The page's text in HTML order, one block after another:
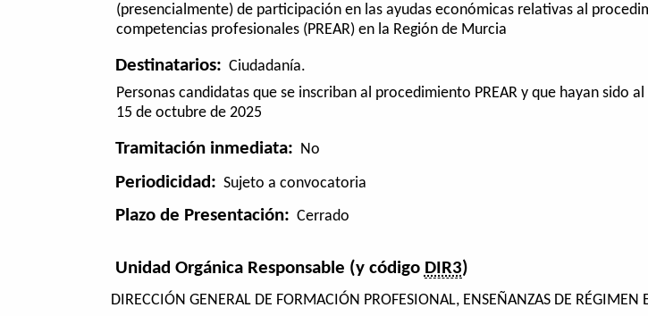
(presencialmente) de participación en las ayudas económicas relativas al
competencias profesionales (PREAR) en la Región de Murcia
Destinatarios: Ciudadanía.
Personas candidatas que se inscriban al procedimiento PREAR y que hayan
15 de octubre de 2025
Tramitación inmediata: No
Periodicidad: Sujeto a convocatoria
Plazo de Presentación: Cerrado
Unidad Orgánica Responsable (y código DIR3)
DIRECCIÓN GENERAL DE FORMACIÓN PROFESIONAL, ENSEÑANZAS DE